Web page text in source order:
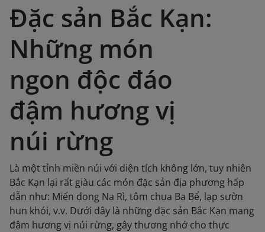
Đặc sản Bắc Kạn:
Những món
ngon độc đáo
đậm hương vị
núi rừng
Là một tỉnh miền núi với diện tích không lớn, tuy nhiên
Bắc Kạn lại rất giàu các món đặc sản địa phương hấp
dẫn như: Miến dong Na Rì, tôm chua Ba Bể, lạp sườn
hun khói, v.v. Dưới đây là những đặc sản Bắc Kạn mang
đậm hương vị núi rừng, gây thương nhớ cho thực